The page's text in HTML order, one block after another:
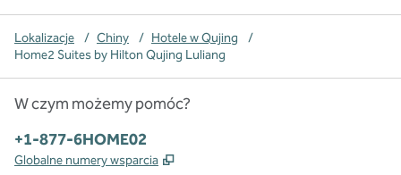
Lokalizacje / Chiny / Hotele w Qujing
/
Home2 Suites by Hilton Qujing Luliang
W czym możemy pomóc?
Telefon:
+1-877-6HOME02
Globalne numery wsparcia ,